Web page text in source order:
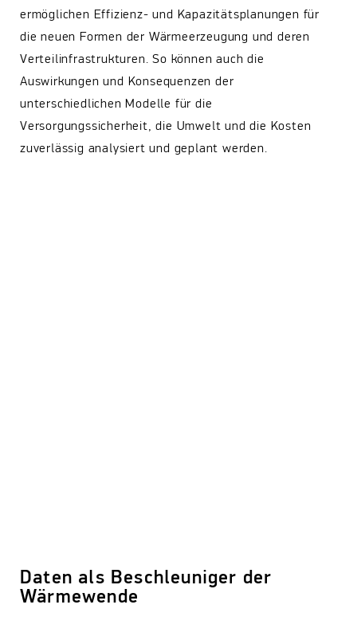
ermöglichen Effizienz- und Kapazitätsplanungen für
die neuen Formen der Wärmeerzeugung und deren
Verteilinfrastrukturen. So können auch die
Auswirkungen und Konsequenzen der
unterschiedlichen Modelle für die
Versorgungssicherheit, die Umwelt und die Kosten
zuverlässig analysiert und geplant werden.
Daten als Beschleuniger der
Wärmewende